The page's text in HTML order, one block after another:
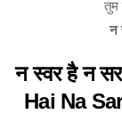
तुम
न
न स्वर है न
Hai Na